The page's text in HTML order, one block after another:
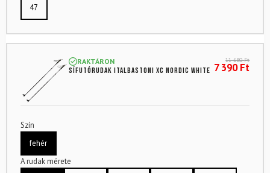
47
RAKTÁRON
Sífutórudak ITALBASTONI XC Nordic White
11 680Ft
7 390Ft
Szín
fehér
A rudak mérete